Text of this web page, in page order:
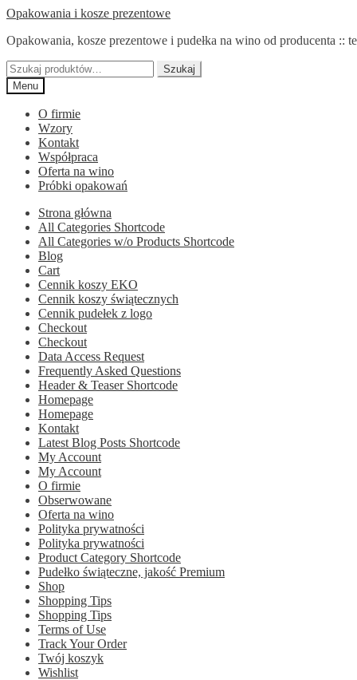
Przejdź
nawigacji
Przejdź
treści
Opakowania i kosze prezentowe
Opakowania, kosze prezentowe i pudełka na wino od producenta ::
Szukaj:
Szukaj
Menu
O firmie
Wzory
Kontakt
Współpraca
Oferta na wino
Próbki opakowań
Strona główna
All Categories Shortcode
All Categories w/o Products Shortcode
Blog
Cart
Cennik koszy EKO
Cennik koszy świątecznych
Cennik pudełek z logo
Checkout
Checkout
Data Access Request
Frequently Asked Questions
Header & Teaser Shortcode
Homepage
Homepage
Kontakt
Latest Blog Posts Shortcode
My Account
My Account
O firmie
Obserwowane
Oferta na wino
Polityka prywatności
Polityka prywatności
Product Category Shortcode
Pudełko świąteczne, jakość Premium
Shop
Shopping Tips
Shopping Tips
Terms of Use
Track Your Order
Twój koszyk
Wishlist